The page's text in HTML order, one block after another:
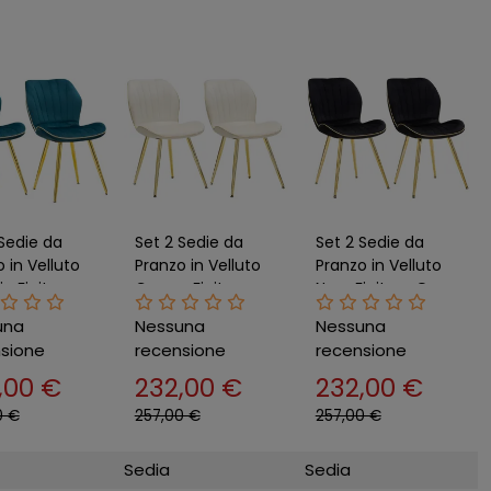
da
in Velluto
Finitura
€
€
Set 2 Sedie da
Pranzo in Velluto
Crema Finitura
Oro Moderno
Soggiorno
Nessuna
recensione
232,00 €
257,00 €
Set 2 Sedie da
Pranzo in Velluto
Nero Finitura Oro
Moderno
Soggiorno
Nessuna
recensione
232,00 €
257,00 €
Sedia
Sedia